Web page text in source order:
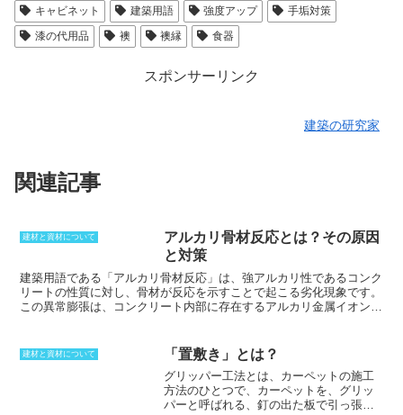
キャビネット
建築用語 強度アップ
手垢対策
漆の代用品
襖 襖縁 食器
スポンサーリンク
建築の研究家
関連記事
建材と資材について
アルカリ骨材反応とは？その原因
と対策
建築用語である「アルカリ骨材反応」は、強アルカリ性であるコンク
リートの性質に対し、骨材が反応を示すことで起こる劣化現象です。
この異常膨張は、
コンクリート内部に存在するアルカリ金属イオンと
カ成分と反応して膨張反応を起こすアルカリシリカ反応と呼ばれるも
のによって生じます。この膨張反応によって体積が膨張し、膨張圧が
高まると、耐力を超えた段階でひび割れが見られます。ひび割れに方
向性が見られず、大きな力になると10mm以上のクラックを生じてし
まうのが特徴です。かつて海砂などが使われていた時代には多く見ら
建材と資材について 「置敷き」とは？
グリッパー工法とは、カーペットの施工
方法のひとつで、カーペットを、グリッ
パーと呼ばれる、釘の出た板で引っ張る